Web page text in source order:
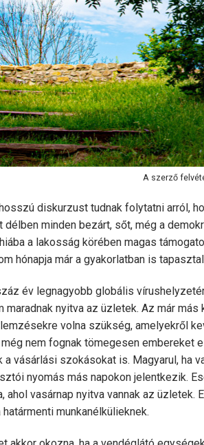
A szerző
diskurzust tudnak folytatni arról,
minden bezárt, sőt, még a
a lakosság körében magas
hónapja már a gyakorlatban is
év legnagyobb globális
maradnak nyitva az üzletek. Az már
volna szükség, amelyekről
nem fognak tömegesen embereket
vásárlási szokásokat is. Magyarul, ha
nyomás más napokon jelentkezik.
vasárnap nyitva vannak az üzletek.
munkanélkülieknek.